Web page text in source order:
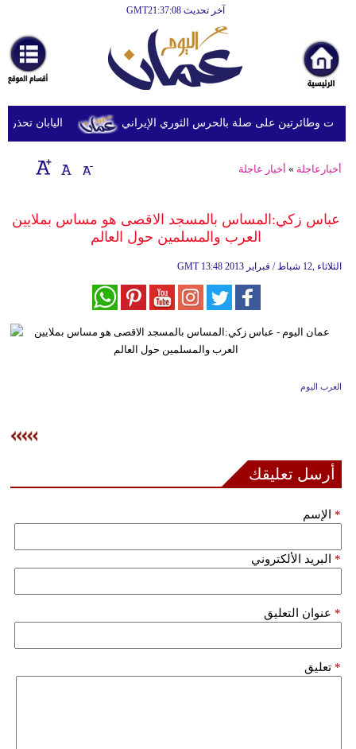
آخر تحديث GMT21:37:08
أخبارعاجلة
رياضة
ثقافة
إقتصاد
وموسيقى
سياحة
أخبار
وتكنولوجيا
اليابان تحذر من على صلة بالحرس الثوري الإيراني
أخبارعاجلة » أخبار عاجلة
عباس زكي:المساس بالمسجد الاقصى هو مساس بملايين
العرب والمسلمين حول العالم
GMT 13:48 2013 الثلاثاء ,12 شباط / فبراير
العرب اليوم
أرسل تعليقك
الإسم *
البريد الألكتروني *
عنوان التعليق *
تعليق *